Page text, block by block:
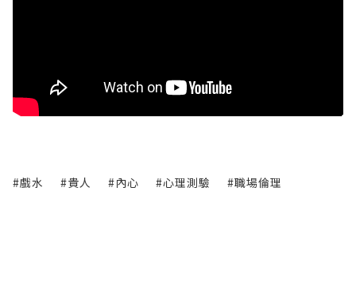
#戲水 #貴人 #內心 #心理測驗 #職場倫理